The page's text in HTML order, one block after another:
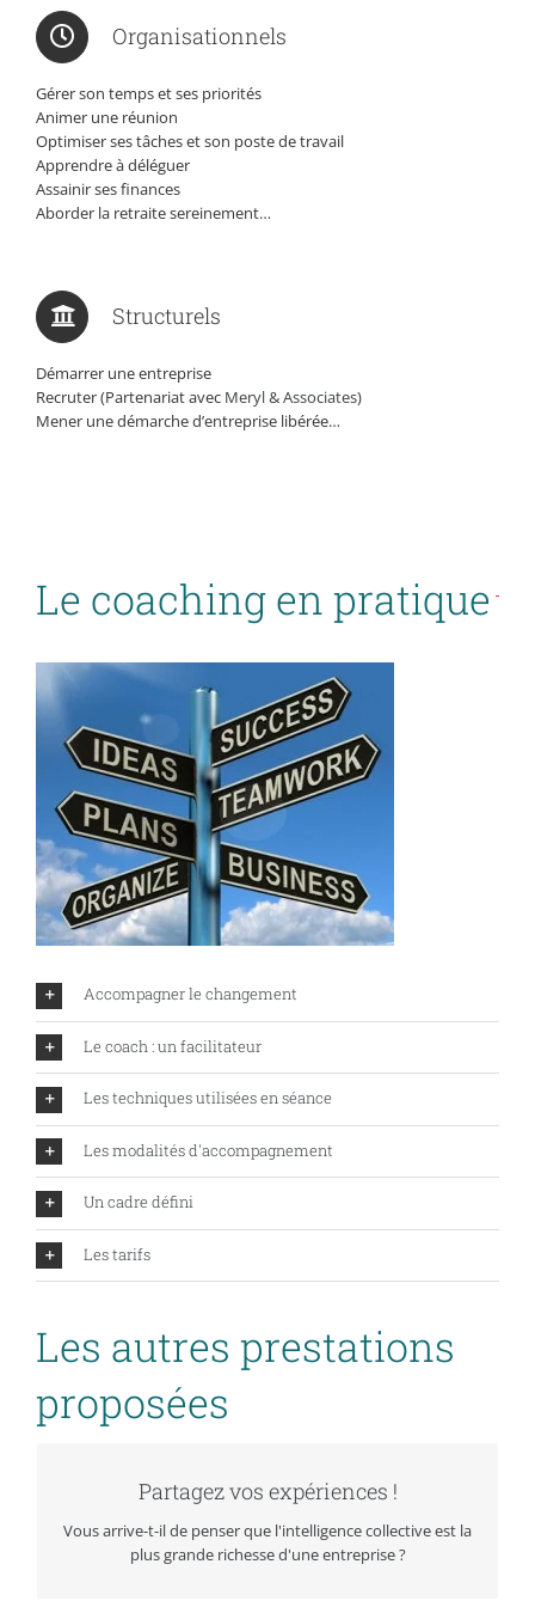
Organisationnels
Gérer son temps et ses priorités
Animer une réunion
Optimiser ses tâches et son poste de travail
Apprendre à déléguer
Assainir ses finances
Aborder la retraite sereinement…
Structurels
Démarrer une entreprise
Recruter (Partenariat avec Meryl & Associates)
Mener une démarche d’entreprise libérée…
Le coaching en pratique
Accompagner le changement
Le coach : un facilitateur
Les techniques utilisées en séance
Les modalités d'accompagnement
Un cadre défini
Les tarifs
Les autres prestations
proposées
Partagez vos expériences !
Vous arrive-t-il de penser que l'intelligence collective est la
plus grande richesse d'une entreprise ?
Partagez vos expériences !
Que se passerait-il si vous pouviez profiter de l’expérience
de chacun pour vous développer ? Et si c’était possible